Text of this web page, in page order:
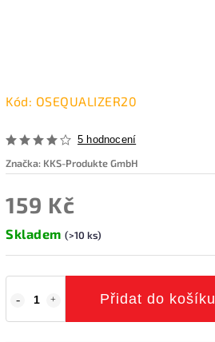
Kód: OSEQUALIZER20
5 hodnocení
Značka: KKS-Produkte GmbH
159 Kč
Skladem (>10 ks)
Přidat do košíku